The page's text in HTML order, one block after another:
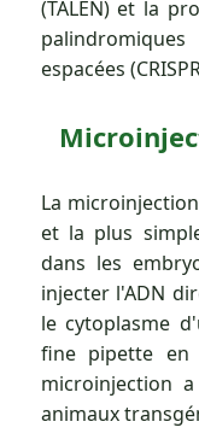
(TALEN) et la
espacées
La
et la plus
dans les
injecter l'ADN
le cytoplasme
fine pipette en
microinjection
animaux